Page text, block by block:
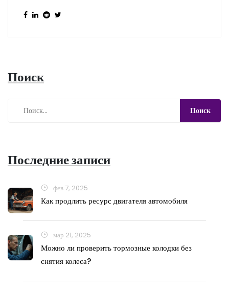
Поиск
Последние записи
фев 7, 2025
Как продлить ресурс двигателя автомобиля
мар 21, 2025
Можно ли проверить тормозные колодки без
снятия колеса?